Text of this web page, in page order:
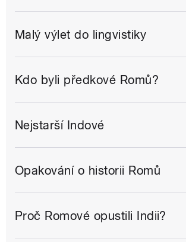
Malý výlet do lingvistiky
Kdo byli předkové Romů?
Nejstarší Indové
Opakování o historii Romů
Proč Romové opustili Indii?